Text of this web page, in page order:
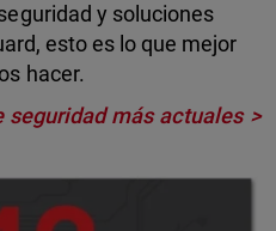
y soluciones
esto es lo que mejor
hacer.
más actuales